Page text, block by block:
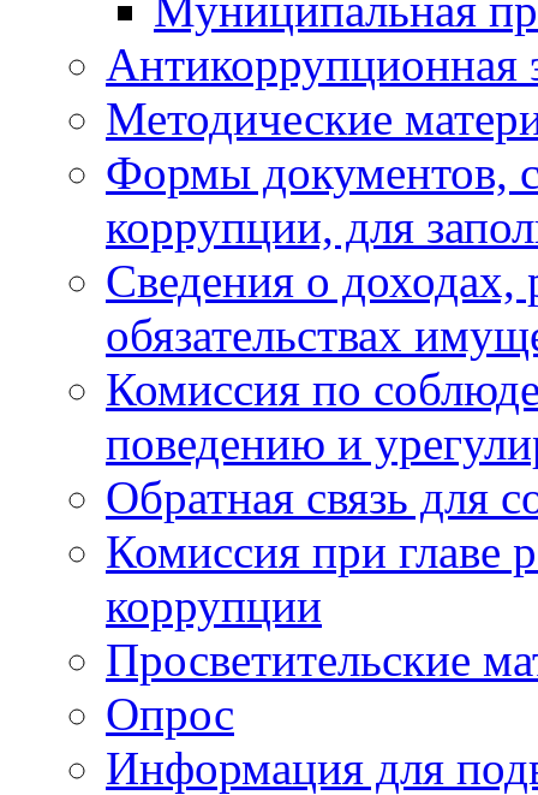
Антикоррупционная
Методические
Формы документов,
коррупции, для
Сведения о доходах,
обязательствах
Комиссия по
поведению и
Обратная связь для
Комиссия при главе
коррупции
Просветительские
Опрос
Информация для